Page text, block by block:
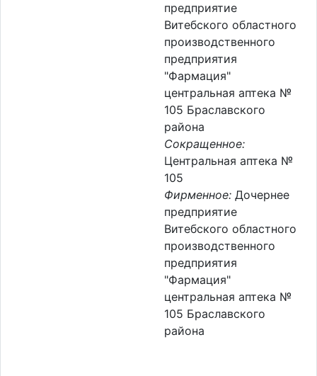
предприятие
Витебского областного
производственного
предприятия
"Фармация"
центральная аптека №
105 Браславского
района
Сокращенное:
Центральная аптека №
105
Фирменное: Дочернее
предприятие
Витебского областного
производственного
предприятия
"Фармация"
центральная аптека №
105 Браславского
района